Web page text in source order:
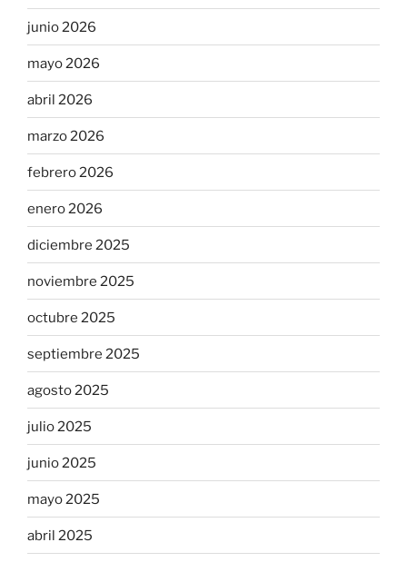
junio 2026
mayo 2026
abril 2026
marzo 2026
febrero 2026
enero 2026
diciembre 2025
noviembre 2025
octubre 2025
septiembre 2025
agosto 2025
julio 2025
junio 2025
mayo 2025
abril 2025